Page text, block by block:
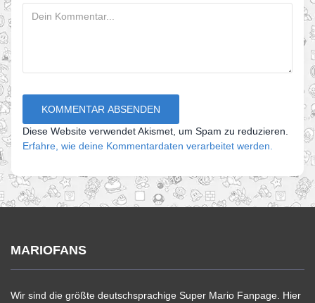
Diese Website verwendet Akismet, um Spam zu reduzieren.
Erfahre, wie deine Kommentardaten verarbeitet werden.
MARIOFANS
Wir sind die größte deutschsprachige Super Mario Fanpage. Hier